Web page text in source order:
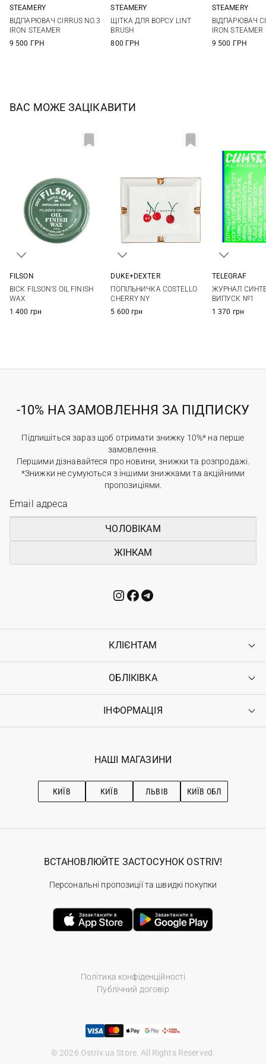
STEAMERY
ВІДПАРЮВАЧ CIRRUS NO.3
IRON STEAMER
9 500 ГРН
STEAMERY
ЩІТКА ДЛЯ ВОРСУ LINT
BRUSH
800 ГРН
STEAMERY
ВІДПАРЮВАЧ
IRON STEAMER
9 500 ГРН
ВАС МОЖЕ ЗАЦІКАВИТИ
FILSON
ВІСК FILSON'S OIL FINISH
WAX
1 400 грн
DUKE+DEXTER
ПОПІЛЬНИЧКА COSTELLO
CHERRY NY
5 600 грн
TELEGRAF
ЖУРНАЛ
ВИПУСК №1
1 370 грн
-10% НА ЗАМОВЛЕННЯ ЗА ПІДПИСКУ
Підпишіться зараз щоб отримати знижку 10%* на перше
замовлення.
Першими дізнавайтеся про новини, знижки та розпродажі.
*Знижки не сумуються з іншими знижками та акційними
пропозиціями.
ЧОЛОВІКАМ
ЖІНКАМ
КЛІЄНТАМ
Контакти
Повернення
Гарантія
ОБЛІКІВКА
Увійти
Ostriv Club+
ІНФОРМАЦІЯ
Наші магазини
Рекомендації з догляду
НАШІ МАГАЗИНИ
КИЇВ КИЇВ ЛЬВІВ КИЇВ ОБЛ
Політика конфіденційності
Публічний договір
© 2026 Ostriv.ua Store. All Rights Reserved.
ВСТАНОВЛЮЙТЕ ЗАСТОСУНОК OSTRIV!
Персональні пропозиції та швидкі покупки